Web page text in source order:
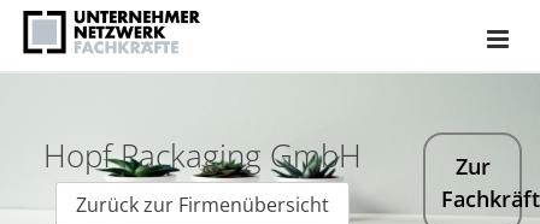
Hopf Packaging GmbH
Zurück zur Firmenübersicht
Zur